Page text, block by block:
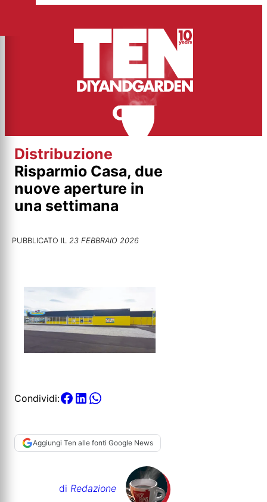
contenuto
Distribuzione
Risparmio Casa, due
nuove aperture in
una settimana
PUBBLICATO IL 23 FEBBRAIO 2026
Condividi:
Aggiungi Ten alle fonti Google News
di Redazione